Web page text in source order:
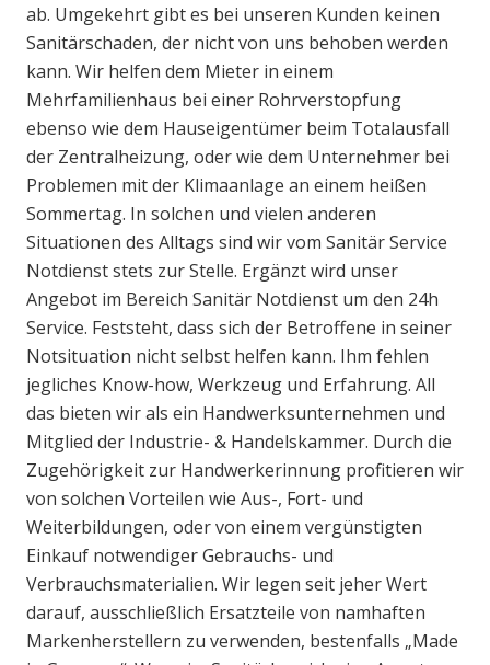
ab. Umgekehrt gibt es bei unseren Kunden keinen
Sanitärschaden, der nicht von uns behoben werden
kann. Wir helfen dem Mieter in einem
Mehrfamilienhaus bei einer Rohrverstopfung
ebenso wie dem Hauseigentümer beim Totalausfall
der Zentralheizung, oder wie dem Unternehmer bei
Problemen mit der Klimaanlage an einem heißen
Sommertag. In solchen und vielen anderen
Situationen des Alltags sind wir vom Sanitär Service
Notdienst stets zur Stelle. Ergänzt wird unser
Angebot im Bereich Sanitär Notdienst um den 24h
Service. Feststeht, dass sich der Betroffene in seiner
Notsituation nicht selbst helfen kann. Ihm fehlen
jegliches Know-how, Werkzeug und Erfahrung. All
das bieten wir als ein Handwerksunternehmen und
Mitglied der Industrie- & Handelskammer. Durch die
Zugehörigkeit zur Handwerkerinnung profitieren wir
von solchen Vorteilen wie Aus-, Fort- und
Weiterbildungen, oder von einem vergünstigten
Einkauf notwendiger Gebrauchs- und
Verbrauchsmaterialien. Wir legen seit jeher Wert
darauf, ausschließlich Ersatzteile von namhaften
Markenherstellern zu verwenden, bestenfalls „Made